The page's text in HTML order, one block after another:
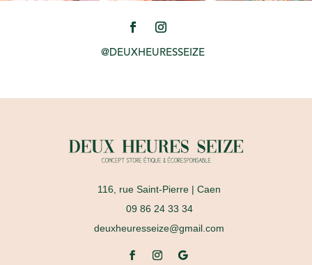
@DEUXHEURESSEIZE
116, rue Saint-Pierre | Caen
09 86 24 33 34
deuxheuresseize@gmail.com